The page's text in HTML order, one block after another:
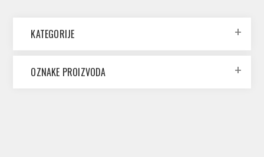
KATEGORIJE
OZNAKE PROIZVODA